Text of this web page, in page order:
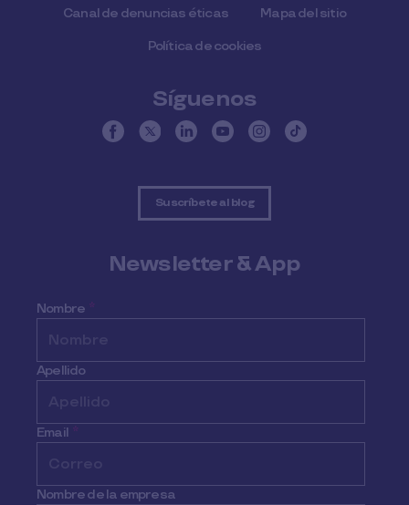
Canal de denuncias éticas Mapa del sitio
Política de cookies
Síguenos
Suscríbete al blog
Newsletter & App
Nombre *
Apellido
Email *
Nombre de la empresa